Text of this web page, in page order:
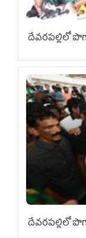
దేవరపల్లిలో
దేవరపల్లిలో